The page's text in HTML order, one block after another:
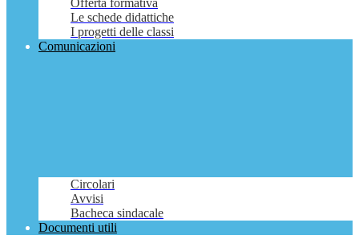
Offerta formativa
Le schede didattiche
I progetti delle classi
Comunicazioni
Circolari
Avvisi
Bacheca sindacale
Documenti utili